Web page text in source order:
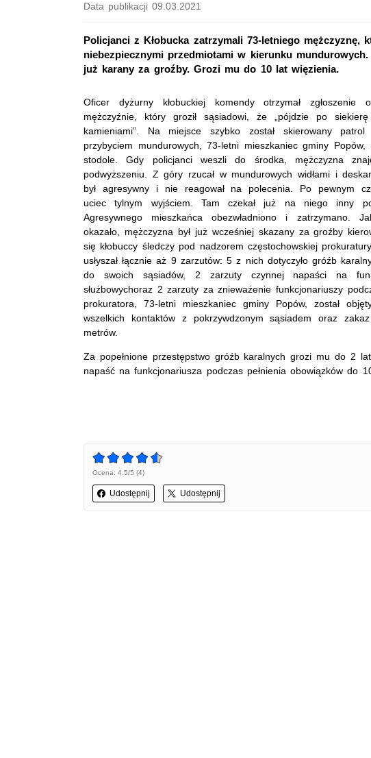
Data publikacji 09.03.2021
Policjanci z Kłobucka zatrzymali 73-letniego mężczyznę,
niebezpiecznymi przedmiotami w kierunku
już karany za groźby. Grozi mu do 10 lat więzienia.
Oficer dyżurny kłobuckiej komendy otrzymał zgłoszenie
mężczyźnie, który groził sąsiadowi, że „pójdzie po
kamieniami”. Na miejsce szybko został skierowany
przybyciem mundurowych, 73-letni mieszkaniec gminy Popów,
stodole. Gdy policjanci weszli do środka, mężczyzna
podwyższeniu. Z góry rzucał w mundurowych widłami i
był agresywny i nie reagował na polecenia. Po pewnym
uciec tylnym wyjściem. Tam czekał już na niego inny
Agresywnego mieszkańca obezwładniono i zatrzymano.
okazało, mężczyzna był już wcześniej skazany za groźby
się kłobuccy śledczy pod nadzorem częstochowskiej
usłyszał łącznie aż 9 zarzutów: 5 z nich dotyczyło gróźb
do swoich sąsiadów, 2 zarzuty czynnej napaści na
służbowychoraz 2 zarzuty za znieważenie funkcjonariuszy
prokuratora, 73-letni mieszkaniec gminy Popów, został
wszelkich kontaktów z pokrzywdzonym sąsiadem oraz
metrów.
Za popełnione przestępstwo gróźb karalnych grozi mu do 2
napaść na funkcjonariusza podczas pełnienia obowiązków do
Ocena: 4.5/5 (4)
Udostępnij Udostępnij